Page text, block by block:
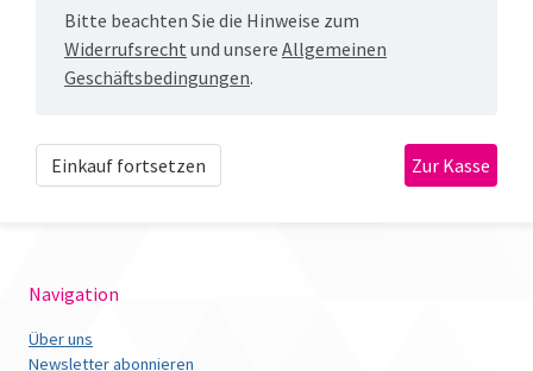
Bitte beachten Sie die Hinweise zum
Widerrufsrecht und unsere Allgemeinen
Geschäftsbedingungen.
Einkauf fortsetzen
Navigation
Über uns
Newsletter abonnieren